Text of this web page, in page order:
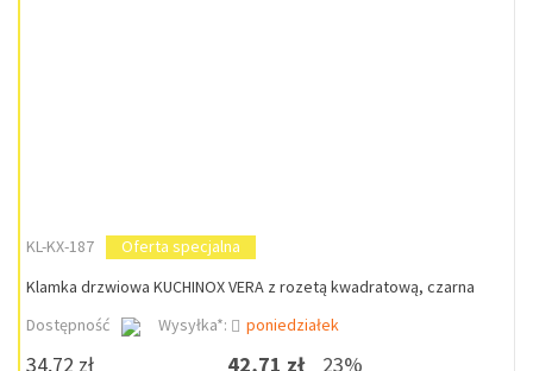
KL-KX-187
Oferta specjalna
Klamka drzwiowa KUCHINOX VERA z rozetą kwadratową, czarna
Dostępność
Wysyłka*: poniedziałek
34,72 zł 42,71 zł 23%